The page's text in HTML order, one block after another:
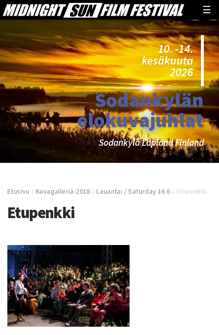
☰
10. -14.
kesäkuuta
2026
Sodankylän
elokuvajuhlat
Sodankylä Lapland Finland
Etusivu /Kuvagalleria-2018 /Lauantai / Saturday 16.6 / Etupenkki
Etupenkki